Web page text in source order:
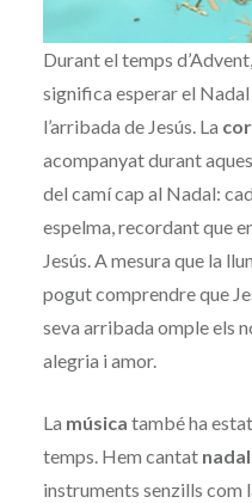
Durant el temps
significa esperar el
l’arribada de Jesús. La
acompanyat durant
del camí cap al Nadal:
espelma, recordant que
Jesús. A mesura que la
pogut comprendre que
seva arribada omple els
alegria i amor.
La música també ha
temps. Hem cantat
instruments senzills com